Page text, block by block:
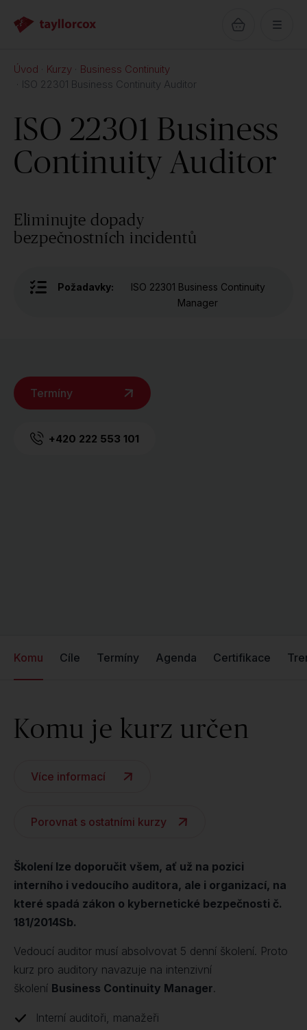
Úvod Kurzy
Business Continuity
ISO 22301 Business Continuity Auditor
ISO 22301 Business
Continuity Auditor
Eliminujte dopady
bezpečnostních incidentů
Požadavky:
ISO 22301 Business Continuity
Manager
Termíny
+420 222 553 101
Komu Cíle Termíny Agenda Certifikace
Komu je kurz určen
Více informací
Porovnat s ostatními kurzy
Školení lze doporučit všem, ať už na pozici
interního i vedoucího auditora, ale i organizací, na
které spadá zákon o kybernetické bezpečnosti č.
181/2014Sb.
Vedoucí auditor musí absolvovat 5 denní školení. Proto
kurz pro auditory navazuje na intenzivní
školení Business Continuity Manager.
Interní auditoři, manažeři